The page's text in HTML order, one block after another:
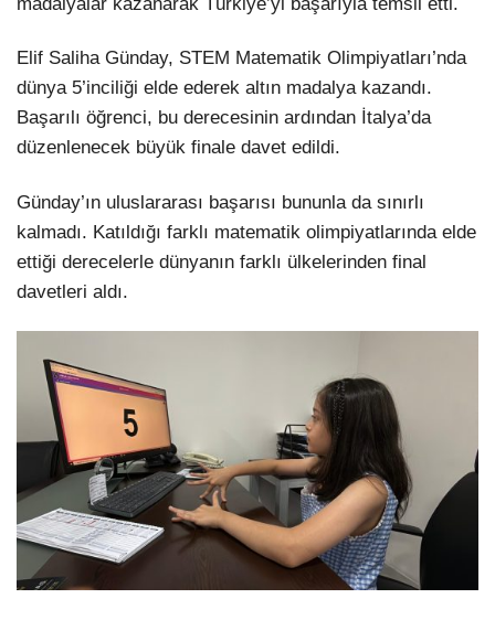
madalyalar kazanarak Türkiye’yi başarıyla temsil etti.
Elif Saliha Günday, STEM Matematik Olimpiyatları’nda
dünya 5’inciliği elde ederek altın madalya kazandı.
Başarılı öğrenci, bu derecesinin ardından İtalya’da
düzenlenecek büyük finale davet edildi.
Günday’ın uluslararası başarısı bununla da sınırlı
kalmadı. Katıldığı farklı matematik olimpiyatlarında elde
ettiği derecelerle dünyanın farklı ülkelerinden final
davetleri aldı.